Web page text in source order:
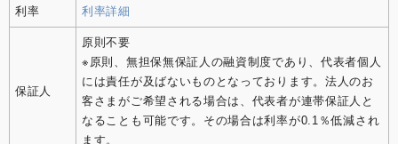
利率 利率詳細
保証人
原則不要
※原則、無担保無保証人の融資制度であり、代表者個人
には責任が及ばないものとなっております。法人のお
客さまがご希望される場合は、代表者が連帯保証人と
なることも可能です。その場合は利率が0.1％低減され
ます。